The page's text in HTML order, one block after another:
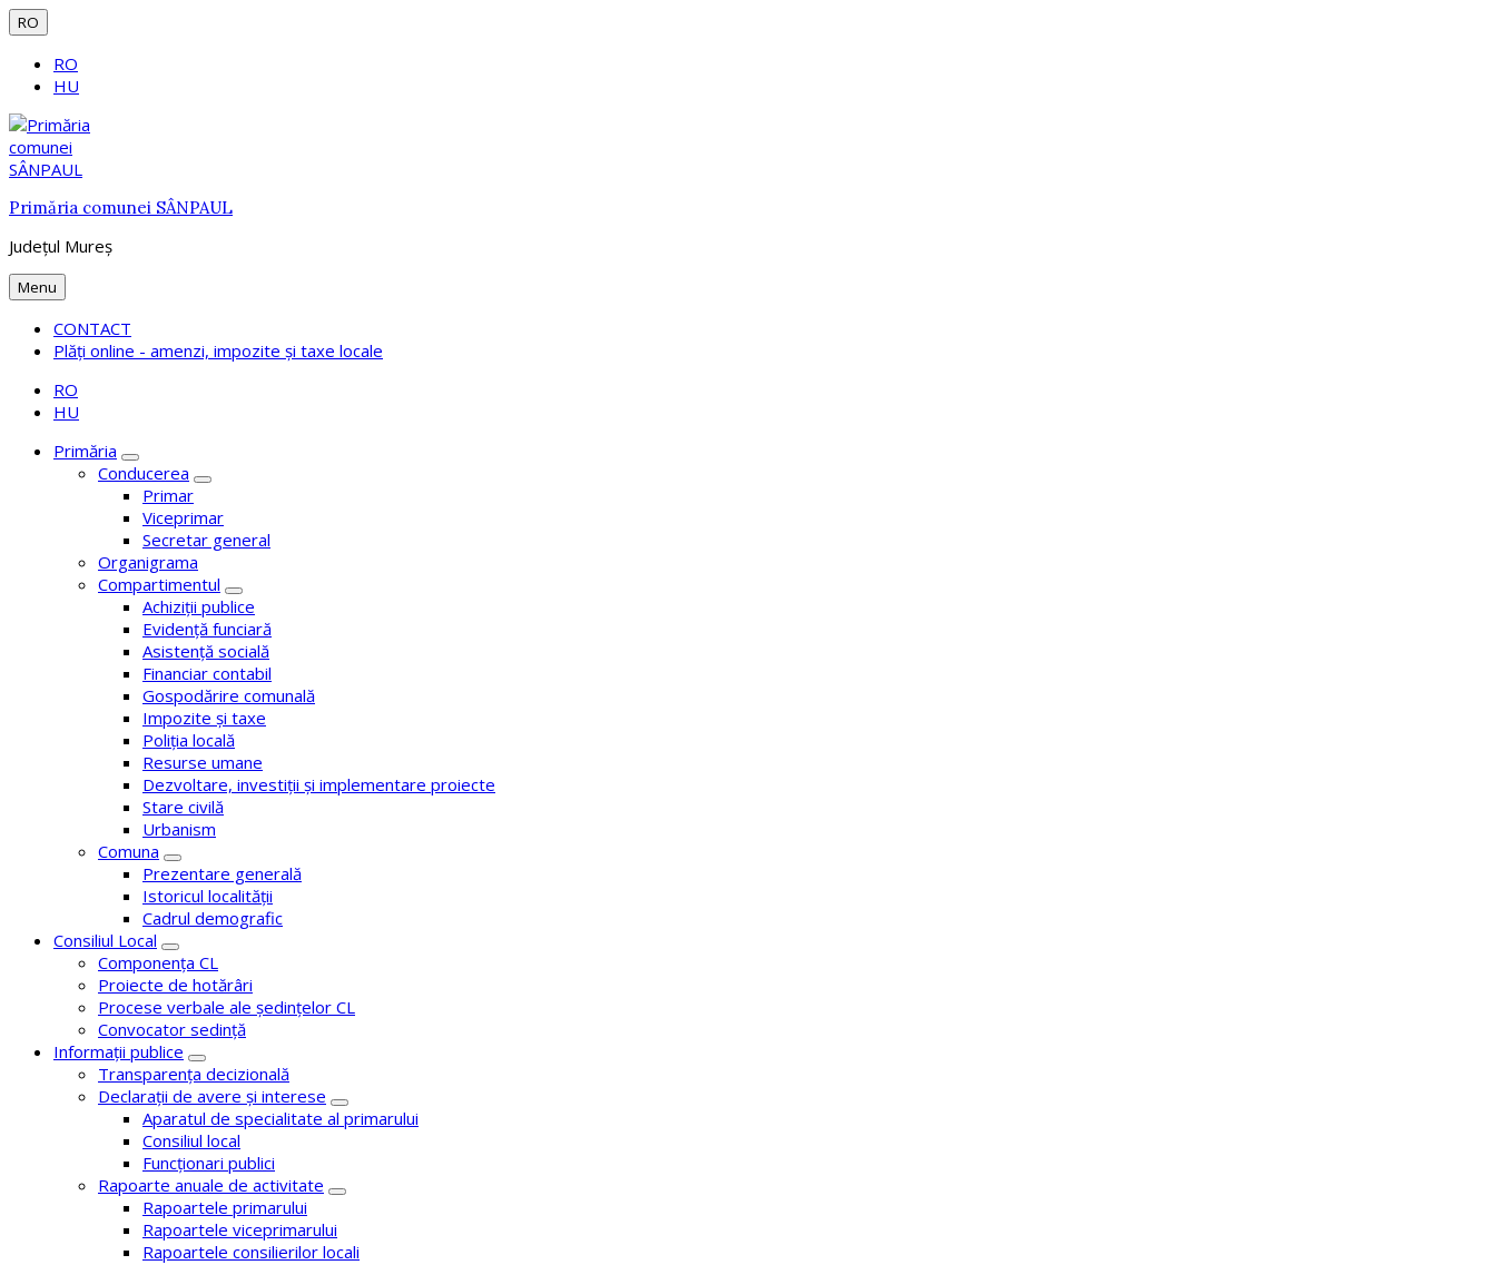
Skip
to
content
Skip
to
main
navigation
Skip
to
footer
RO
Choose
language:
RO
HU
Primăria comunei SÂNPAUL
Județul Mureș
Menu
CONTACT
Plăți online - amenzi, impozite şi taxe locale
Choose
language:
RO
HU
Primăria
Conducerea
Primar
Viceprimar
Secretar general
Organigrama
Compartimentul
Achiziții publice
Evidență funciară
Asistență socială
Financiar contabil
Gospodărire comunală
Impozite și taxe
Poliția locală
Resurse umane
Dezvoltare, investiții și implementare proiecte
Stare civilă
Urbanism
Comuna
Prezentare generală
Istoricul localității
Cadrul demografic
Consiliul Local
Componența CL
Proiecte de hotărâri
Procese verbale ale ședințelor CL
Convocator sedință
Informații publice
Transparența decizională
Declarații de avere și interese
Aparatul de specialitate al primarului
Consiliul local
Funcționari publici
Rapoarte anuale de activitate
Rapoartele primarului
Rapoartele viceprimarului
Rapoartele consilierilor locali